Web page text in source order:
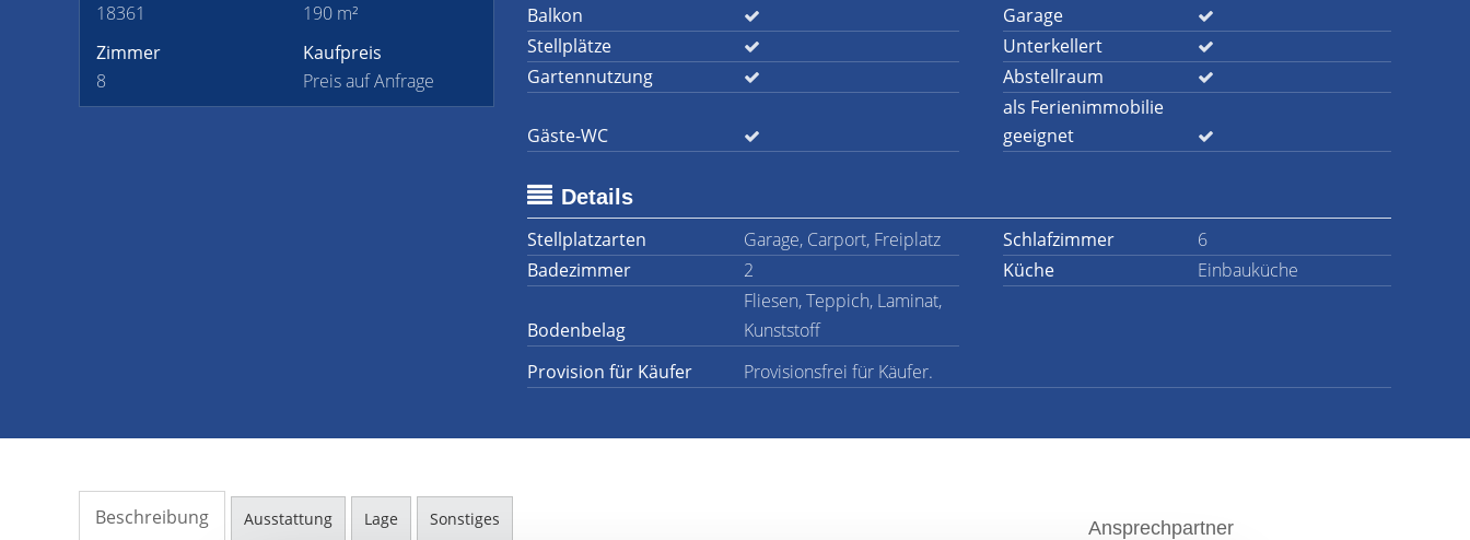
18361
190 m²
Zimmer
8
Kaufpreis
Preis auf Anfrage
Balkon
Garage
Stellplätze
Unterkellert
Gartennutzung
Abstellraum
Gäste-WC
als Ferienimmobilie
geeignet
Details
Stellplatzarten
Garage, Carport, Freiplatz Schlafzimmer
6
Badezimmer
2 Küche Einbauküche
Bodenbelag
Fliesen, Teppich, Laminat,
Kunststoff
Provision für Käufer
Provisionsfrei für Käufer.
Beschreibung Ausstattung Lage Sonstiges Ansprechpartner